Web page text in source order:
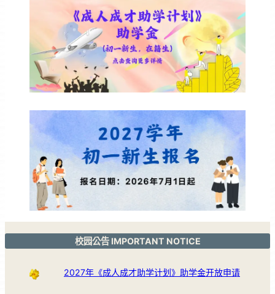
校园公告 IMPORTANT NOTICE
2027年《成人成才助学计划》助学金开放申请